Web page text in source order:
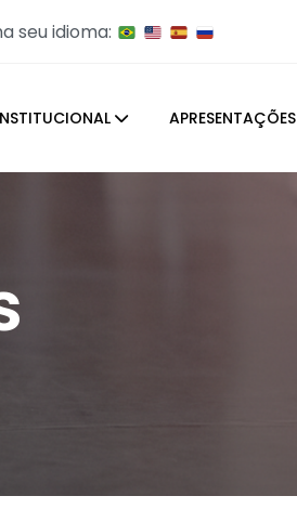
seu idioma:
APRESENTAÇÕES